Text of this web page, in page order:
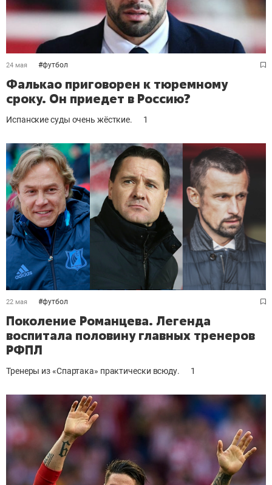
24 мая #футбол
Фалькао приговорен к тюремному
сроку. Он приедет в Россию?
Испанские суды очень жёсткие. 1
22 мая #футбол
Поколение Романцева. Легенда
воспитала половину главных тренеров
РФПЛ
Тренеры из «Спартака» практически всюду. 1